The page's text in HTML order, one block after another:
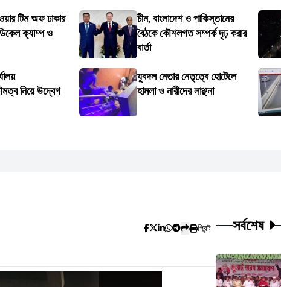
টিম অফ ঢাকার
ক্যাম্প ও
চীন, বাংলাদেশ ও পাকিস্তানের
বৈঠকে কৌশলগত সম্পর্ক দৃঢ় করার
বার্তা
নিয়ে উদ্বেগ
যুবদল নেতার নেতৃত্বে হোটেলে
হামলা ও নারীদের লাঞ্ছনা
প্রিন্ট সর্বশেষ